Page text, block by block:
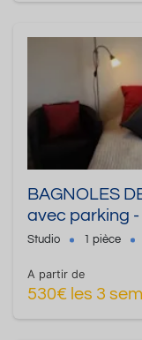
BAGNOLES
avec parking
Studio 1 pièce
A partir de
530€ les 3